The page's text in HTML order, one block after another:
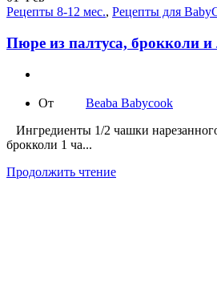
Рецепты 8-12 мес., Рецепты для
Пюре из палтуса, брокколи и
От
Beaba Babycook
Ингредиенты 1/2 чашки
брокколи 1 ча...
Продолжить чтение